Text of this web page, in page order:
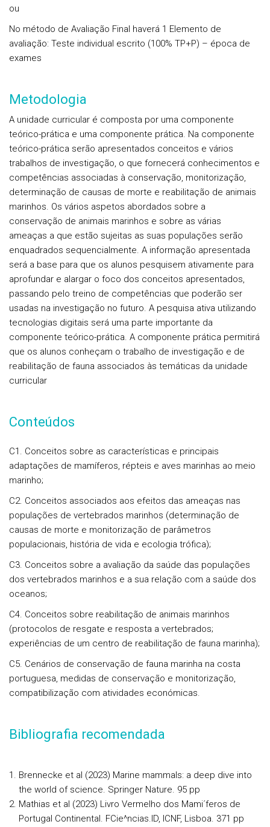
ou
No método de Avaliação Final haverá 1 Elemento de
avaliação: Teste individual escrito (100% TP+P) – época de
exames
Metodologia
A unidade curricular é composta por uma componente
teórico-prática e uma componente prática. Na componente
teórico-prática serão apresentados conceitos e vários
trabalhos de investigação, o que fornecerá conhecimentos e
competências associadas à conservação, monitorização,
determinação de causas de morte e reabilitação de animais
marinhos. Os vários aspetos abordados sobre a
conservação de animais marinhos e sobre as várias
ameaças a que estão sujeitas as suas populações serão
enquadrados sequencialmente. A informação apresentada
será a base para que os alunos pesquisem ativamente para
aprofundar e alargar o foco dos conceitos apresentados,
passando pelo treino de competências que poderão ser
usadas na investigação no futuro. A pesquisa ativa utilizando
tecnologias digitais será uma parte importante da
componente teórico-prática. A componente prática permitirá
que os alunos conheçam o trabalho de investigação e de
reabilitação de fauna associados às temáticas da unidade
curricular
Conteúdos
C1. Conceitos sobre as características e principais
adaptações de mamíferos, répteis e aves marinhas ao meio
marinho;
C2. Conceitos associados aos efeitos das ameaças nas
populações de vertebrados marinhos (determinação de
causas de morte e monitorização de parâmetros
populacionais, história de vida e ecologia trófica);
C3. Conceitos sobre a avaliação da saúde das populações
dos vertebrados marinhos e a sua relação com a saúde dos
oceanos;
C4. Conceitos sobre reabilitação de animais marinhos
(protocolos de resgate e resposta a vertebrados;
experiências de um centro de reabilitação de fauna marinha);
C5. Cenários de conservação de fauna marinha na costa
portuguesa, medidas de conservação e monitorização,
compatibilização com atividades económicas.
Bibliografia recomendada
Brennecke et al (2023) Marine mammals: a deep dive into
the world of science. Springer Nature. 95 pp
Mathias et al (2023) Livro Vermelho dos Mami´feros de
Portugal Continental. FCie^ncias.ID, ICNF, Lisboa. 371 pp